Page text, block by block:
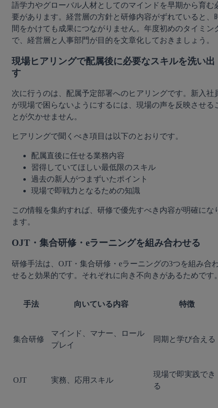
語学力やグローバル人材としてのマインドを早期から育む
要があります。経営層の方針と研修内容がずれていると、
間をかけても成果につながりません。年度初めのタイミン
で、経営層と人事部門が目的を文章化しておきましょう。
現場ヒアリングで配属後に必要なスキルを洗い出
す
次に行うのは、配属予定部署へのヒアリングです。新入社
が現場で困らないようにするには、現場の声を反映させる
とが欠かせません。
ヒアリングで聞くべき項目は以下のとおりです。
配属直後に任せる業務内容
習得していてほしい最低限のスキル
過去の新人がつまずいたポイント
現場で即戦力となるための知識
この情報を集約すれば、研修で優先すべき内容が明確にな
ます。
OJT・集合研修・eラーニングを組み合わせる
研修手法は、OJT・集合研修・eラーニングの3つを組み合
せると効果的です。それぞれに向き不向きがあるためです
手法 向いている内容 特徴
集合研修
マインド、マナー、ロール
プレイ
同期と学び合える
OJT 実務、応用スキル
現場で即実践でき
る